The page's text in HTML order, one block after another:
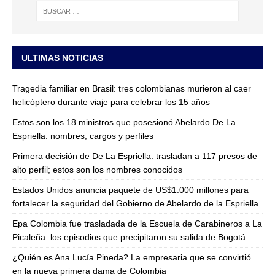
ULTIMAS NOTICIAS
Tragedia familiar en Brasil: tres colombianas murieron al caer
helicóptero durante viaje para celebrar los 15 años
Estos son los 18 ministros que posesionó Abelardo De La
Espriella: nombres, cargos y perfiles
Primera decisión de De La Espriella: trasladan a 117 presos de
alto perfil; estos son los nombres conocidos
Estados Unidos anuncia paquete de US$1.000 millones para
fortalecer la seguridad del Gobierno de Abelardo de la Espriella
Epa Colombia fue trasladada de la Escuela de Carabineros a La
Picaleña: los episodios que precipitaron su salida de Bogotá
¿Quién es Ana Lucía Pineda? La empresaria que se convirtió
en la nueva primera dama de Colombia